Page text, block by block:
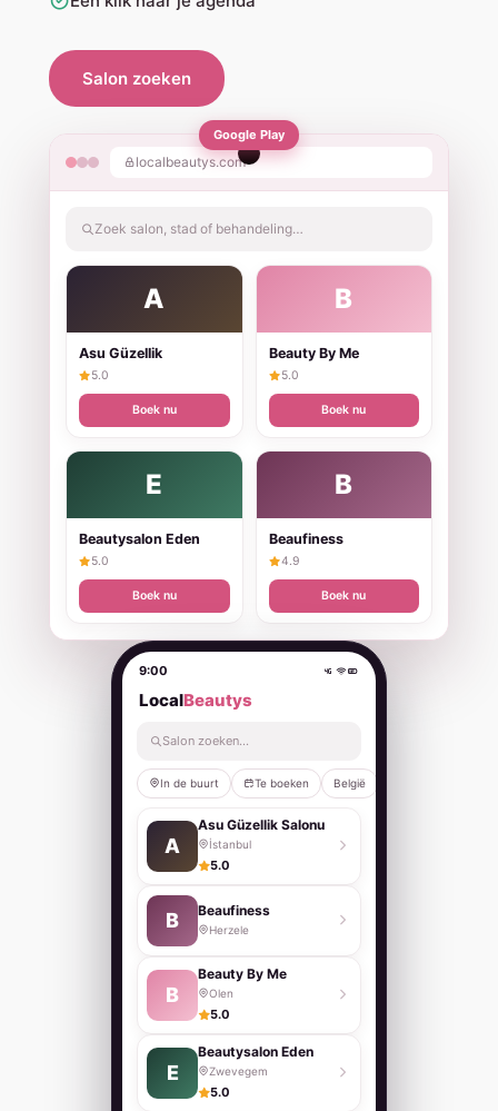
Salon zoeken
localbeautys.com
Zoek salon, stad of behandeling…
A
Asu Güzellik
5.0
Boek nu
B
Beauty By Me
5.0
Boek nu
E
Beautysalon Eden
5.0
Boek nu
B
Beaufiness
4.9
Boek nu
9:00
LocalBeautys
Salon zoeken…
In de buurt Te boeken België
A
Asu Güzellik Salonu
İstanbul
5.0
B Beaufiness
Herzele
B
Beauty By Me
Olen
5.0
E
Beautysalon Eden
Zwevegem
5.0
Google Play